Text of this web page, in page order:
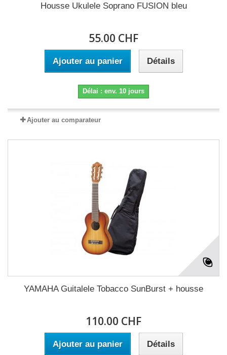
Housse Ukulele Soprano FUSION bleu
55.00 CHF
Ajouter au panier Détails
Délai : env. 10 jours
Ajouter au comparateur
YAMAHA Guitalele Tobacco SunBurst + housse
110.00 CHF
Ajouter au panier Détails